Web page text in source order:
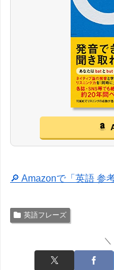
🔎 Amazonで「英語 参
英語フレーズ
＼